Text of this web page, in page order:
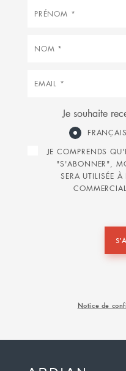
Prénom
Nom
Courriel
Je souhaite
FRANÇAIS
JE COMPRENDS
"S'ABONNER",
SERA UTILISÉE
Notice de